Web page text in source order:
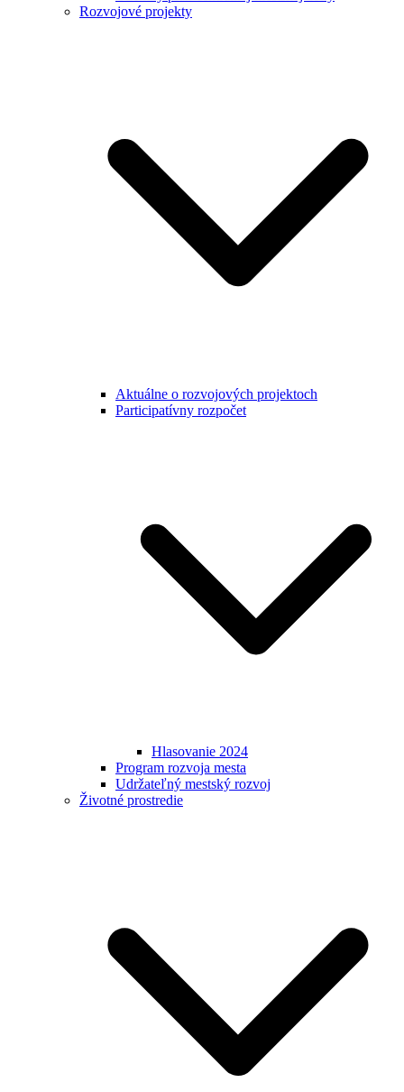
Rozvojové projekty
Aktuálne o rozvojových projektoch
Participatívny rozpočet
Hlasovanie 2024
Program rozvoja mesta
Udržateľný mestský rozvoj
Životné prostredie